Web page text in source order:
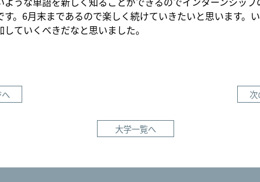
す。6月末まであるので楽しく続けていきたいと思います。
ていくべきだなと思いました。
次
大学一覧へ